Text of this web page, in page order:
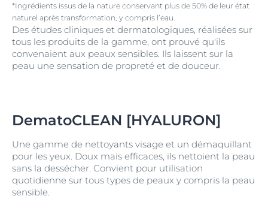
*Ingrédients issus de la nature conservant plus de 50% de leur état
naturel après transformation, y compris l’eau.
Des études cliniques et dermatologiques, réalisées sur
tous les produits de la gamme, ont prouvé qu'ils
convenaient aux peaux sensibles. Ils laissent sur la
peau une sensation de propreté et de douceur.
DematoCLEAN [HYALURON]
Une gamme de nettoyants visage et un démaquillant
pour les yeux. Doux mais efficaces, ils nettoient la peau
sans la dessécher. Convient pour utilisation
quotidienne sur tous types de peaux y compris la peau
sensible.